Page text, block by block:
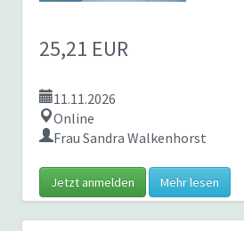
25,21 EUR
11.11.2026
Online
Frau Sandra Walkenhorst
Jetzt anmelden Mehr lesen